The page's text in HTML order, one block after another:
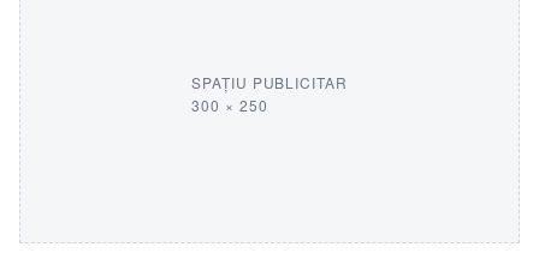
SPAȚIU PUBLICITAR
300 × 250